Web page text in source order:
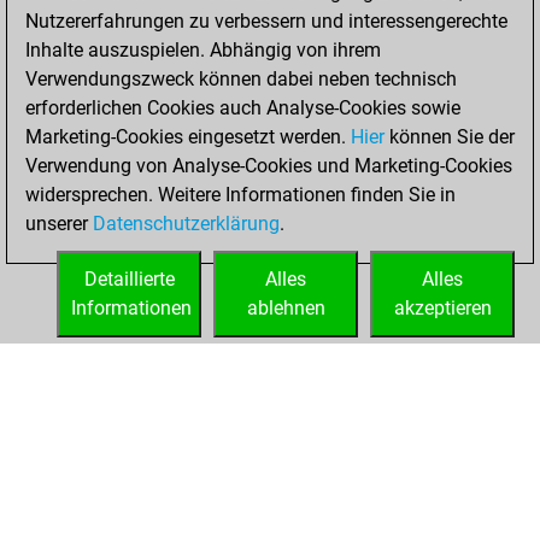
papabil 1953 0 b
papabil 1944 0 w
papabil 1934 0 b
achim050571 1391 1 b
kono74 1705 1 b
newpot 1676 0 w
pabela 1785 1 w
gumbos 1747 1 w
gumbos 1728 0 b
bsdtangerang 1996
malysch 2235 0
mike1976 1539 0 b
STARTSEITE ERFOLGE
Nutzererfahrungen zu verbessern und interessengerechte
Inhalte auszuspielen. Abhängig von ihrem
Verwendungszweck können dabei neben technisch
erforderlichen Cookies auch Analyse-Cookies sowie
Marketing-Cookies eingesetzt werden. Hierkönnen Sie der
Verwendung von Analyse-Cookies und Marketing-Cookies
widersprechen. Weitere Informationen finden Sie in
unserer Datenschutzerklärung.
Alles
akzeptieren
Alles
ablehnen
Detaillierte
Informationen